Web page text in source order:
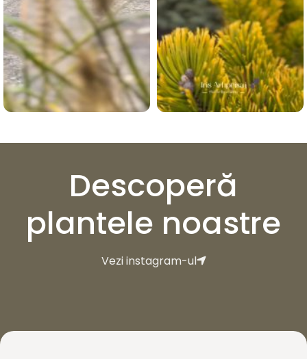
Descoperă
plantele noastre
Vezi instagram-ul